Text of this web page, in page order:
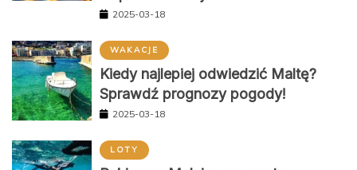
2025-03-18
WAKACJE
Kiedy najlepiej odwiedzić Maltę?
Sprawdź prognozy pogody!
2025-03-18
LOTY